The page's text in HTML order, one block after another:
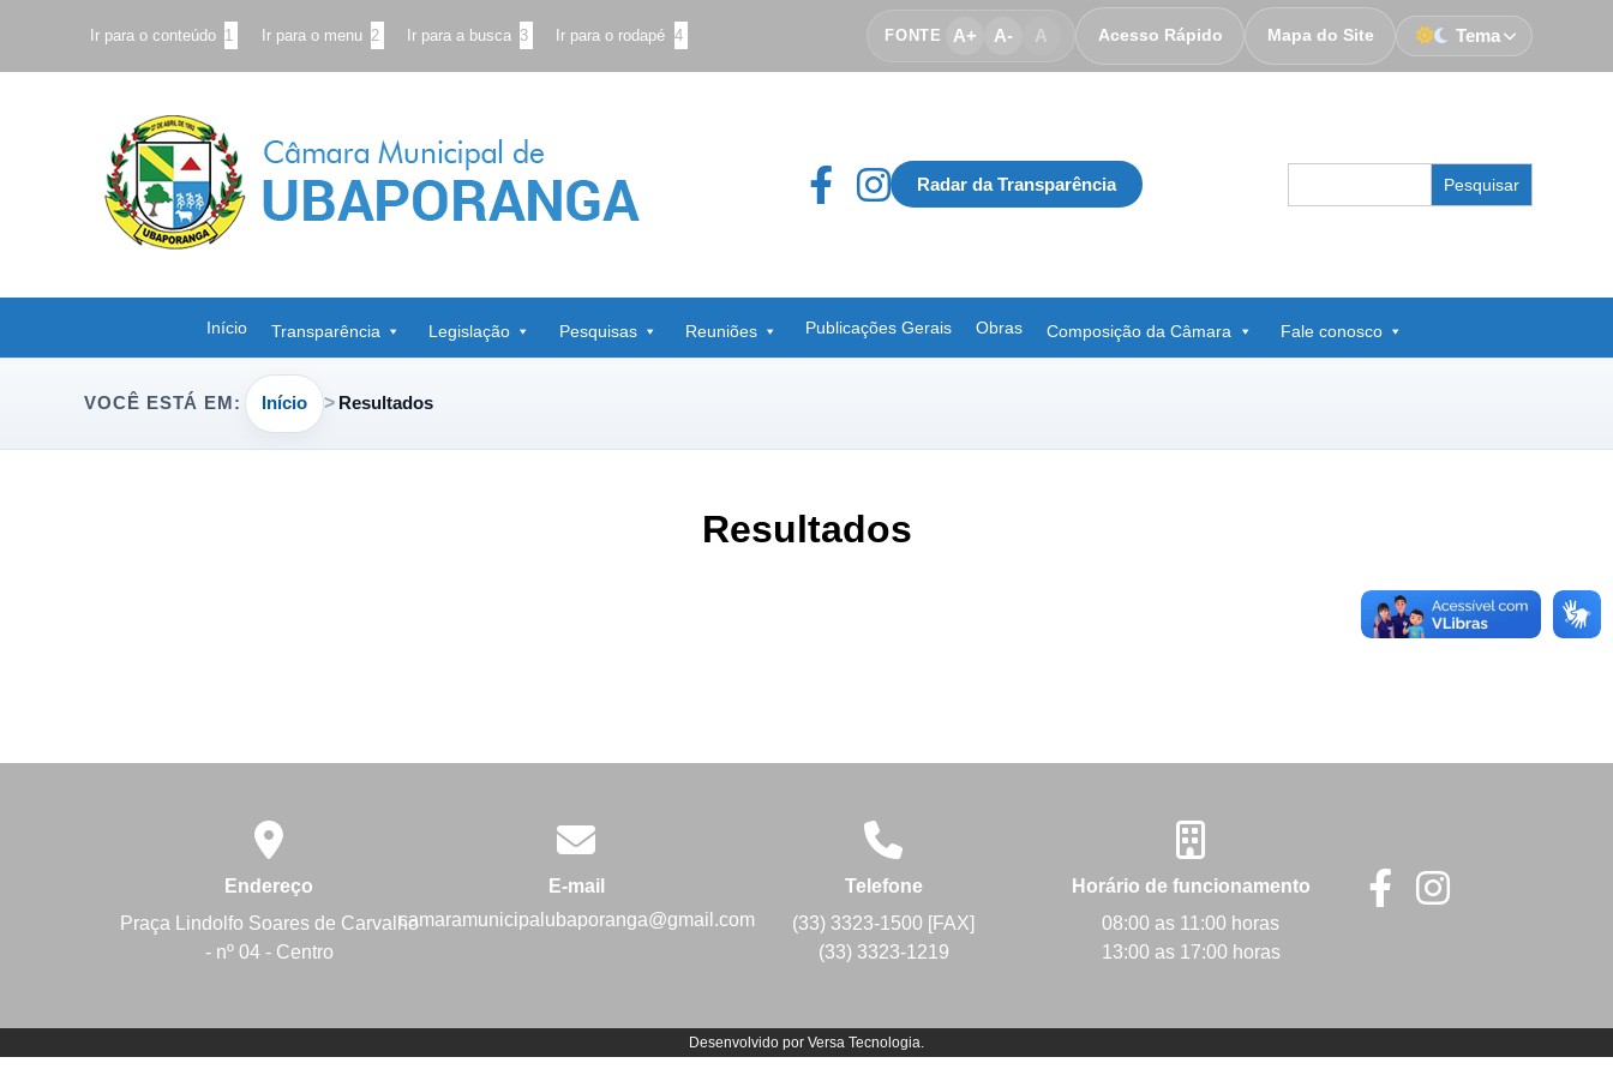
Ir para o conteúdo 1 Ir para o menu 2 Ir para a busca 3 Ir para o rodapé 4 FONTE A+ A- A Acesso Rápido Mapa do Site Tema
Radar da Transparência
for:
Início Transparência Legislação Pesquisas Reuniões Publicações Gerais Obras Composição da Câmara Fale conosco
VOCÊ ESTÁ EM: Início Resultados
Resultados
Endereço
Praça Lindolfo Soares de Carvalho
- nº 04 - Centro
E-mail
camaramunicipalubaporanga@gmail.com
Telefone
(33) 3323-1500 [FAX]
(33) 3323-1219
Horário de funcionamento
08:00 as 11:00 horas
13:00 as 17:00 horas
Desenvolvido por Versa Tecnologia.